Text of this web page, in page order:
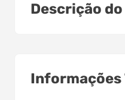
Descrição
Informações